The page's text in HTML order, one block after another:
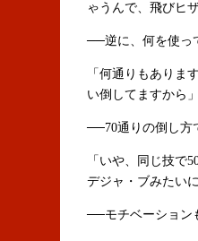
ゃうんで、飛びヒ
──逆に、何を使っ
「何通りもありま
い倒してますから
──70通りの倒し方
「いや、同じ技で
デジャ・ブみたい
──モチベーション